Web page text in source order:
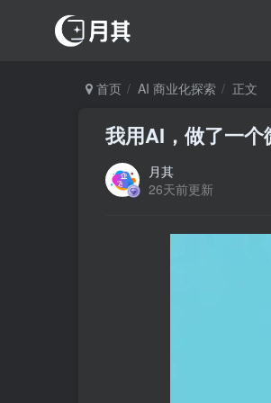
首页 AI 商业化探索 正文
我用AI，做了一个
月其
26天前更新